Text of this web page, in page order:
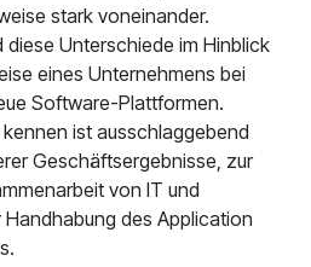
stark voneinander.
Unterschiede im Hinblick
eines Unternehmens bei
Software-Plattformen.
ist ausschlaggebend
Geschäftsergebnisse, zur
von IT und
des Application